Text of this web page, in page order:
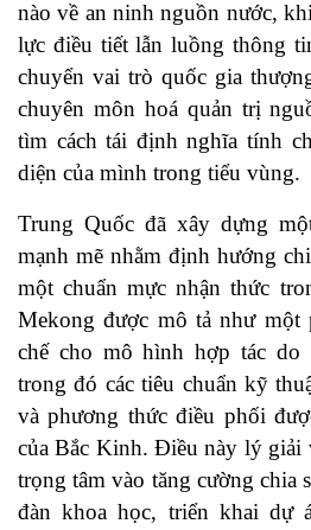
nào về an ninh nguồn nước,
lực điều tiết lẫn luồng thông
chuyển vai trò quốc gia
chuyên môn hoá quản trị
tìm cách tái định nghĩa tính
diện của mình trong tiểu vùng.
Trung Quốc đã xây dựng
mạnh mẽ nhằm định hướng
một chuẩn mực nhận thức
Mekong được mô tả như một
chế cho mô hình hợp tác do
trong đó các tiêu chuẩn kỹ
và phương thức điều phối
của Bắc Kinh. Điều này lý giải
trọng tâm vào tăng cường chia
đàn khoa học, triển khai dự